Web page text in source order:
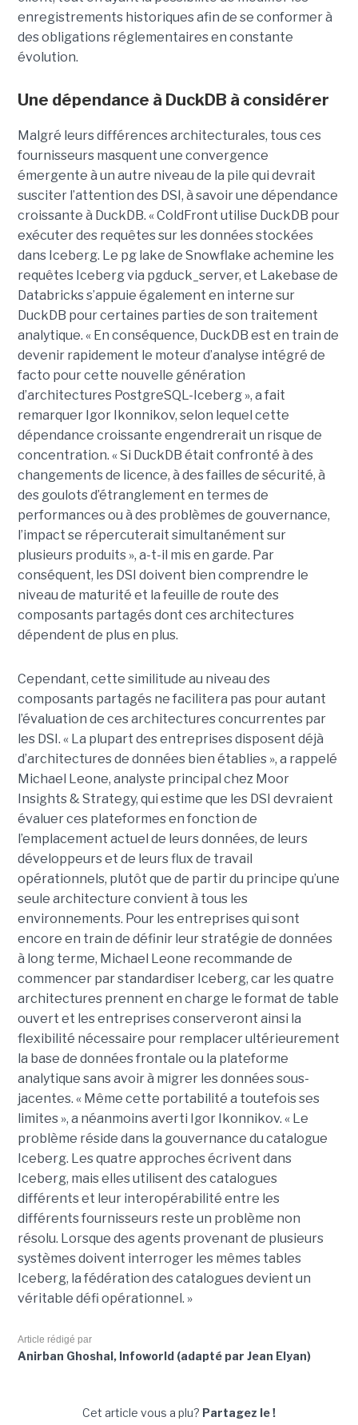
enregistrements historiques afin de se conformer à
des obligations réglementaires en constante
évolution.
Une dépendance à DuckDB à considérer
Malgré leurs différences architecturales, tous ces
fournisseurs masquent une convergence
émergente à un autre niveau de la pile qui devrait
susciter l’attention des DSI, à savoir une dépendance
croissante à DuckDB. « ColdFront utilise DuckDB pour
exécuter des requêtes sur les données stockées
dans Iceberg. Le pg lake de Snowflake achemine les
requêtes Iceberg via pgduck_server, et Lakebase de
Databricks s’appuie également en interne sur
DuckDB pour certaines parties de son traitement
analytique. « En conséquence, DuckDB est en train de
devenir rapidement le moteur d’analyse intégré de
facto pour cette nouvelle génération
d’architectures PostgreSQL-Iceberg », a fait
remarquer Igor Ikonnikov, selon lequel cette
dépendance croissante engendrerait un risque de
concentration. « Si DuckDB était confronté à des
changements de licence, à des failles de sécurité, à
des goulots d’étranglement en termes de
performances ou à des problèmes de gouvernance,
l’impact se répercuterait simultanément sur
plusieurs produits », a-t-il mis en garde. Par
conséquent, les DSI doivent bien comprendre le
niveau de maturité et la feuille de route des
composants partagés dont ces architectures
dépendent de plus en plus.
Cependant, cette similitude au niveau des
composants partagés ne facilitera pas pour autant
l’évaluation de ces architectures concurrentes par
les DSI. « La plupart des entreprises disposent déjà
d’architectures de données bien établies », a rappelé
Michael Leone, analyste principal chez Moor
Insights & Strategy, qui estime que les DSI devraient
évaluer ces plateformes en fonction de
l’emplacement actuel de leurs données, de leurs
développeurs et de leurs flux de travail
opérationnels, plutôt que de partir du principe qu’une
seule architecture convient à tous les
environnements. Pour les entreprises qui sont
encore en train de définir leur stratégie de données
à long terme, Michael Leone recommande de
commencer par standardiser Iceberg, car les quatre
architectures prennent en charge le format de table
ouvert et les entreprises conserveront ainsi la
flexibilité nécessaire pour remplacer ultérieurement
la base de données frontale ou la plateforme
analytique sans avoir à migrer les données sous-
jacentes. « Même cette portabilité a toutefois ses
limites », a néanmoins averti Igor Ikonnikov. « Le
problème réside dans la gouvernance du catalogue
Iceberg. Les quatre approches écrivent dans
Iceberg, mais elles utilisent des catalogues
différents et leur interopérabilité entre les
différents fournisseurs reste un problème non
résolu. Lorsque des agents provenant de plusieurs
systèmes doivent interroger les mêmes tables
Iceberg, la fédération des catalogues devient un
véritable défi opérationnel. »
Article rédigé par
Anirban Ghoshal, Infoworld (adapté par Jean Elyan)
Cet article vous a plu? Partagez le !